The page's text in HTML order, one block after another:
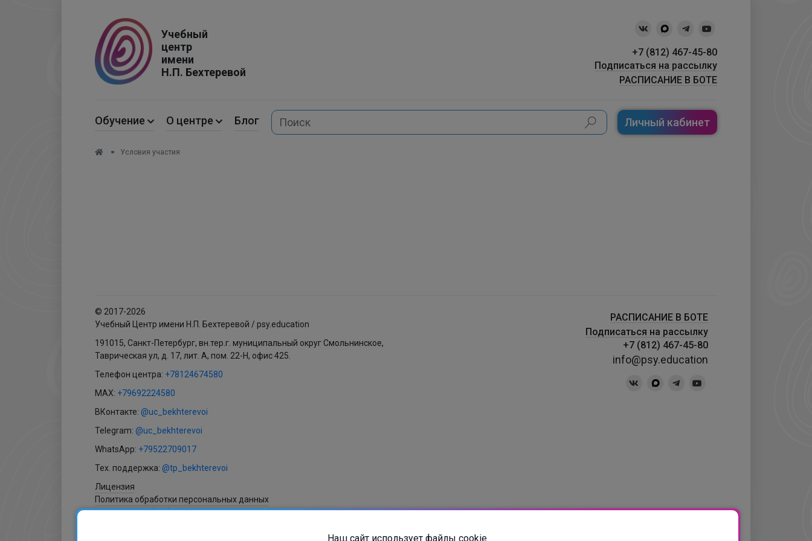
Учебный
центр
имени
Н.П. Бехтеревой
+7 (812) 467-45-80
Подписаться на рассылку
РАСПИСАНИЕ В БОТЕ
Обучение О центре Блог Личный кабинет
Условия участия
© 2017-2026
Учебный Центр имени Н.П. Бехтеревой / psy.education
191015, Санкт-Петербург, вн.тер.г. муниципальный округ Смольнинское,
Таврическая ул, д. 17, лит. А, пом. 22-Н, офис 425.
Телефон центра: +78124674580
MAX: +79692224580
ВКонтакте: @uc_bekhterevoi
Telegram: @uc_bekhterevoi
WhatsApp: +79522709017
Тех. поддержка: @tp_bekhterevoi
Лицензия
Политика обработки персональных данных
Согласие на обработку персональных данных
РАСПИСАНИЕ В БОТЕ
Подписаться на рассылку
+7 (812) 467-45-80
info@psy.education
Наш сайт использует файлы cookie.